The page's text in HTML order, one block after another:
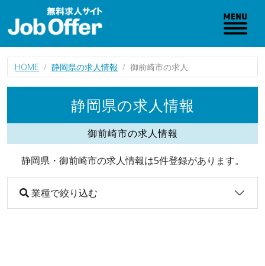
HOME 静岡県の求人情報 御前崎市の求人
静岡県の求人情報
御前崎市の求人情報
静岡県・御前崎市の求人情報は5件登録があります。
業種で絞り込む